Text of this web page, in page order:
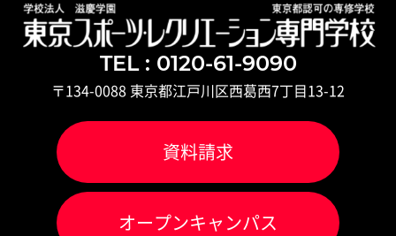
TEL : 0120-61-9090
〒134-0088 東京都江戸川区西葛西7丁目13-12
資料請求
オープンキャンパス